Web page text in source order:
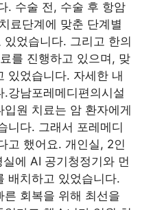
. 수술 전, 수술 후 항암
료단계에 맞춘 단계별
었습니다. 그리고 한의
를 진행하고 있으며, 맞
있었습니다. 자세한 내
강남포레메디편의시설
원 치료는 암 환자에게
니다. 그래서 포레메디
고 했어요. 개인실, 2인
에 AI 공기청정기와 먼
배치하고 있었습니다.
회복을 위해 최선을